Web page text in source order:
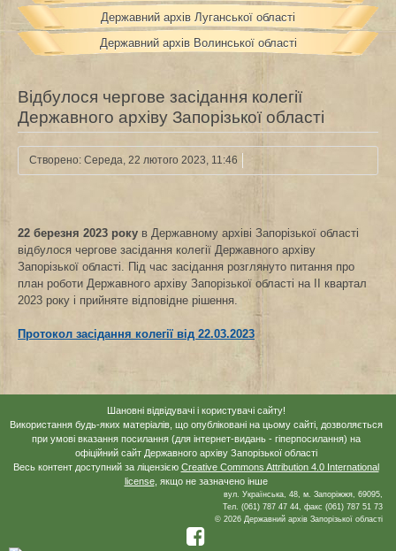
Державний архів Луганської області
Державний архів Волинської області
Відбулося чергове засідання колегії
Державного архіву Запорізької області
Створено: Середа, 22 лютого 2023, 11:46
22 березня 2023 року в Державному архіві Запорізької області
відбулося чергове засідання колегії Державного архіву
Запорізької області. Під час засідання розглянуто питання про
план роботи Державного архіву Запорізької області на ІІ квартал
2023 року і прийняте відповідне рішення.
Протокол засідання колегії від 22.03.2023
Шановні відвідувачі і користувачі сайту!
Використання будь-яких матеріалів, що опубліковані на цьому сайті, дозволяється
при умові вказання посилання (для інтернет-видань - гіперпосилання) на
офіційний сайт Державного архіву Запорізької області
Весь контент доступний за ліцензією Creative Commons Attribution 4.0 International
license, якщо не зазначено інше
вул. Українська, 48, м. Запоріжжя, 69095,
Тел. (061) 787 47 44, факс (061) 787 51 73
© 2026 Державний архів Запорізької області